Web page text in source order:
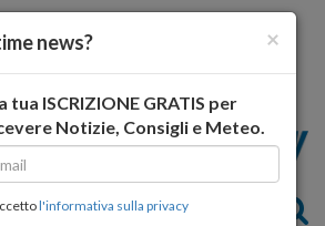
×
news?
tua ISCRIZIONE GRATIS per
Notizie, Consigli e Meteo.
l'informativa sulla privacy